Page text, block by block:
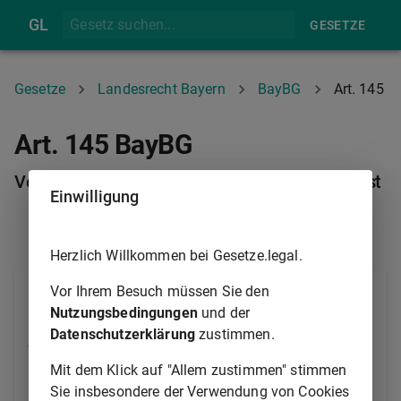
GL GESETZE
Gesetze Landesrecht Bayern BayBG Art. 145
Art. 145 BayBG
Vertraglich Beschäftigte im öffentlichen Dienst
Für Personen, die auf Grund eines Vertrages im
Dienst einer der in Art. 1 Abs. 1 genannten
juristischen Personen des öffentlichen Rechts stehen,
gelten vorbehaltlich einer Regelung durch
Tarifvertrag die beamtenrechtlichen Vorschriften zum
Einwilligung
Herzlich Willkommen bei Gesetze.legal.
Vor Ihrem Besuch müssen Sie den
Nutzungsbedingungenund der
Datenschutzerklärung zustimmen.
Mit dem Klick auf "Allem zustimmen" stimmen
Sie insbesondere der Verwendung von Cookies